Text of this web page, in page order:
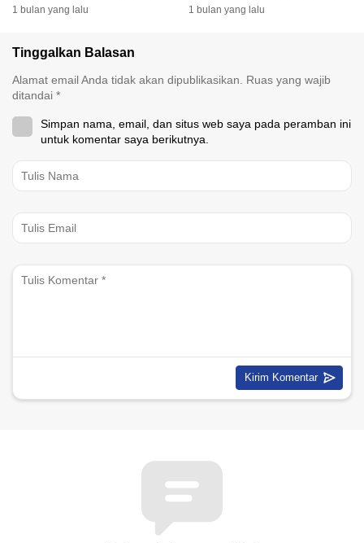
Selatan
1 bulan yang lalu
Besar
1 bulan yang lalu
Tinggalkan Balasan
Alamat email Anda tidak akan dipublikasikan.
Ruas yang wajib
ditandai *
Simpan nama, email, dan situs web saya pada peramban ini
untuk komentar saya berikutnya.